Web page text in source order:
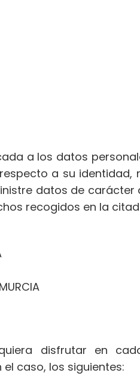
a los datos
a su identidad,
datos de carácter
recogidos en la
disfrutar en
caso, los siguientes: